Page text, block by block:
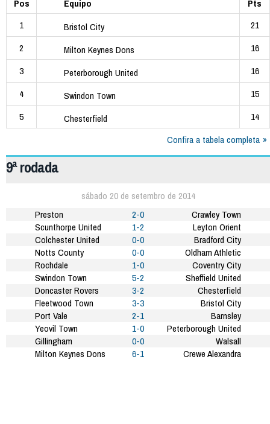
Pos Equipo
Pts
1
Bristol City
21
2
Milton Keynes Dons
16
3
Peterborough United
16
4
Swindon Town
15
5
Chesterfield
14
Confira a tabela completa
9ª rodada
sábado 20 de setembro de 2014
Preston
2-0
Crawley Town
Scunthorpe United
1-2
Leyton Orient
Colchester United
0-0
Bradford City
Notts County
0-0
Oldham Athletic
Rochdale
1-0
Coventry City
Swindon Town
5-2
Sheffield United
Doncaster Rovers
3-2
Chesterfield
Fleetwood Town
3-3
Bristol City
Port Vale
2-1
Barnsley
Yeovil Town
1-0
Peterborough United
Gillingham
0-0
Walsall
Milton Keynes Dons
6-1 Crewe Alexandra